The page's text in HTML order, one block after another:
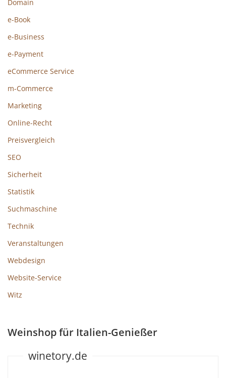
Domain
e-Book
e-Business
e-Payment
eCommerce Service
m-Commerce
Marketing
Online-Recht
Preisvergleich
SEO
Sicherheit
Statistik
Suchmaschine
Technik
Veranstaltungen
Webdesign
Website-Service
Witz
Weinshop für Italien-Genießer
winetory.de